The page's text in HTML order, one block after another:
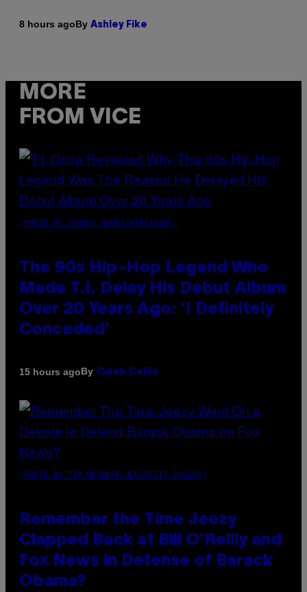
8 hours agoBy Ashley Fike
MORE
FROM VICE
(PHOTO BY JOHNNY NUNEZ/WIREIMAGE)
The 90s Hip-Hop Legend Who
Made T.I. Delay His Debut Album
Over 20 Years Ago: ‘I Definitely
Conceded’
15 hours agoBy Caleb Catlin
(PHOTO BY TIM MOSENFELDER/GETTY IMAGES)
Remember the Time Jeezy
Clapped Back at Bill O’Reilly and
Fox News in Defense of Barack
Obama?